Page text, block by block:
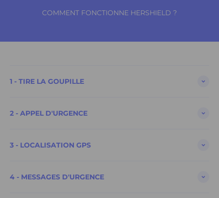
COMMENT FONCTIONNE HERSHIELD ?
1 - TIRE LA GOUPILLE
2 - APPEL D'URGENCE
3 - LOCALISATION GPS
4 - MESSAGES D'URGENCE